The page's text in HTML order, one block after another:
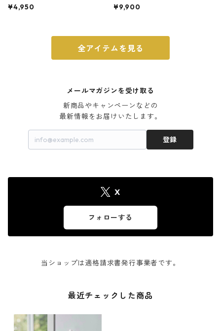
ト 3号 ブラック
¥4,950
m ガス火・IH対応 鉄フライパン
¥9,900
全アイテムを見る
メールマガジンを受け取る
新商品やキャンペーンなどの
最新情報をお届けいたします。
登録
X
フォローする
当ショップは適格請求書発行事業者です。
最近チェックした商品